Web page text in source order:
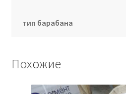
тип барабана
Похожие